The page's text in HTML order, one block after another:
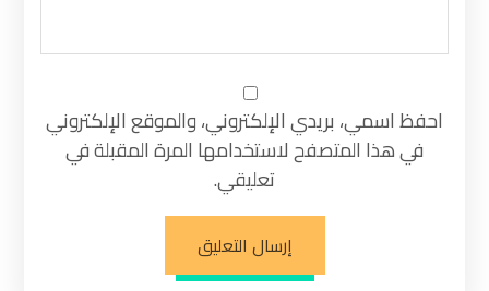
احفظ اسمي، بريدي الإلكتروني، والموقع الإلكتروني
في هذا المتصفح لاستخدامها المرة المقبلة في
تعليقي.
إرسال التعليق